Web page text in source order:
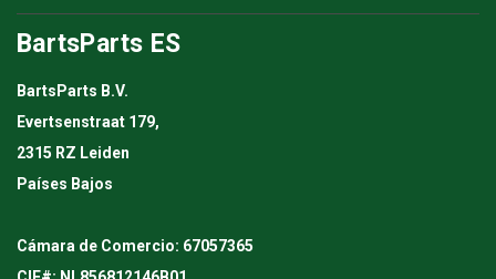
BartsParts ES
BartsParts B.V.
Evertsenstraat 179,
2315 RZ Leiden
Países Bajos
Cámara de Comercio: 67057365